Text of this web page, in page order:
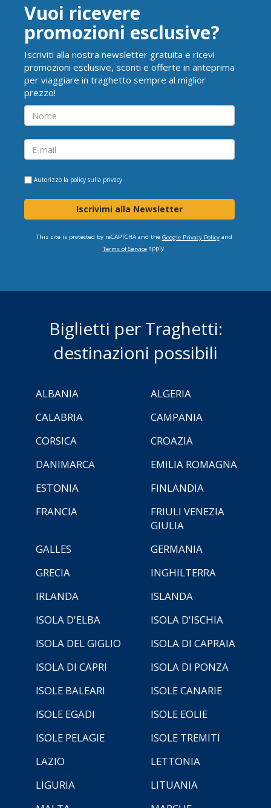
Vuoi ricevere
promozioni esclusive?
Iscriviti alla nostra newsletter gratuita e ricevi
promozioni esclusive, sconti e offerte in anteprima
per viaggiare in traghetto sempre al miglior
prezzo!
Autorizzo la policy sulla privacy
Iscrivimi alla Newsletter
This site is protected by reCAPTCHA and the Google Privacy Policyand
Terms of Serviceapply.
Biglietti per Traghetti:
destinazioni possibili
ALBANIA
ALGERIA
CALABRIA
CAMPANIA
CORSICA
CROAZIA
DANIMARCA
EMILIA ROMAGNA
ESTONIA
FINLANDIA
FRANCIA
FRIULI VENEZIA
GIULIA
GALLES
GERMANIA
GRECIA
INGHILTERRA
IRLANDA
ISLANDA
ISOLA D'ELBA
ISOLA D'ISCHIA
ISOLA DEL GIGLIO
ISOLA DI CAPRAIA
ISOLA DI CAPRI
ISOLA DI PONZA
ISOLE BALEARI
ISOLE CANARIE
ISOLE EGADI
ISOLE EOLIE
ISOLE PELAGIE
ISOLE TREMITI
LAZIO
LETTONIA
LIGURIA
LITUANIA